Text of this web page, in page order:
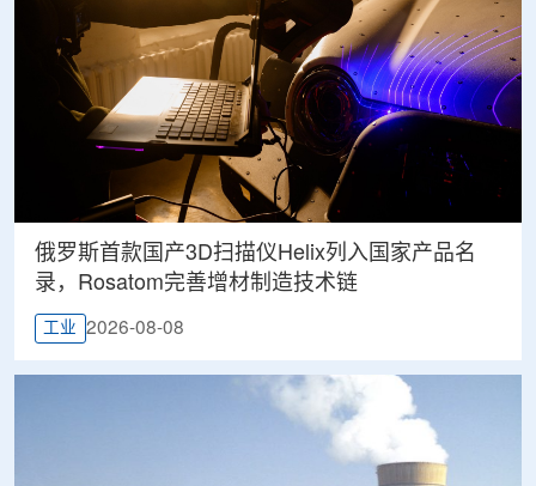
俄罗斯首款国产3D扫描仪Helix列入国家产品名
录，Rosatom完善增材制造技术链
工业 2026-08-08